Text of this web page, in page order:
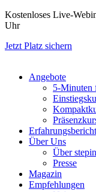
Zum
Inhalt
Kostenloses Live-
Uhr
Jetzt Platz sichern
Angebote
5-Minuten
Über Uns
Über
Presse
Magazin
Empfehlungen